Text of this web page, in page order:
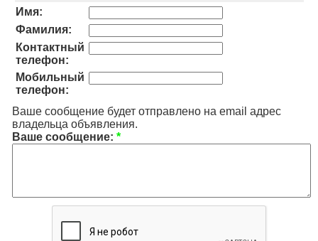
Имя:
Фамилия:
Контактный
телефон:
Мобильный
телефон:
Ваше сообщение будет отправлено на email адрес
владельца объявления.
Ваше сообщение: *